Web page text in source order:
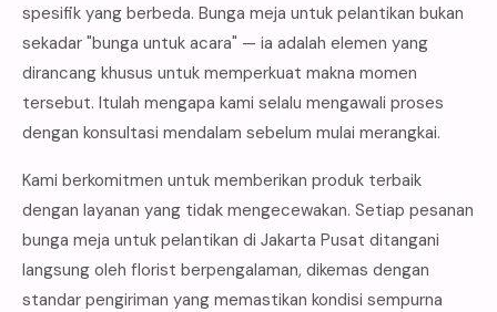
spesifik yang berbeda. Bunga meja untuk pelantikan bukan
sekadar "bunga untuk acara" — ia adalah elemen yang
dirancang khusus untuk memperkuat makna momen
tersebut. Itulah mengapa kami selalu mengawali proses
dengan konsultasi mendalam sebelum mulai merangkai.
Kami berkomitmen untuk memberikan produk terbaik
dengan layanan yang tidak mengecewakan. Setiap pesanan
bunga meja untuk pelantikan di Jakarta Pusat ditangani
langsung oleh florist berpengalaman, dikemas dengan
standar pengiriman yang memastikan kondisi sempurna